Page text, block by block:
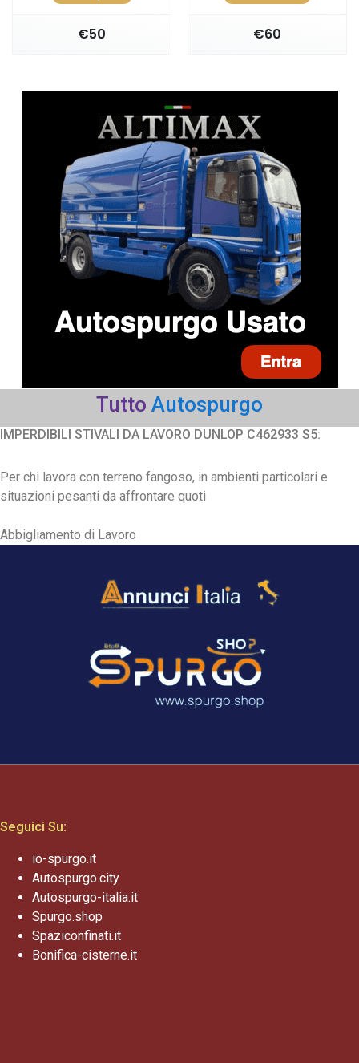
€50 €60
Tutto Autospurgo
IMPERDIBILI STIVALI DA LAVORO DUNLOP C462933 S5:
Per chi lavora con terreno fangoso, in ambienti particolari e
situazioni pesanti da affrontare quoti
Abbigliamento di Lavoro
Seguici Su:
io-spurgo.it
Autospurgo.city
Autospurgo-italia.it
Spurgo.shop
Spaziconfinati.it
Bonifica-cisterne.it